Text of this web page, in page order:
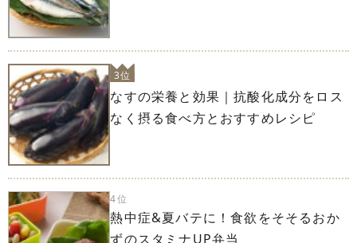
3位
なすの栄養と効果｜抗酸化成分をロス
なく摂る食べ方とおすすめレシピ
4位
熱中症&夏バテに！食欲をそそるおか
ずのスタミナUP弁当